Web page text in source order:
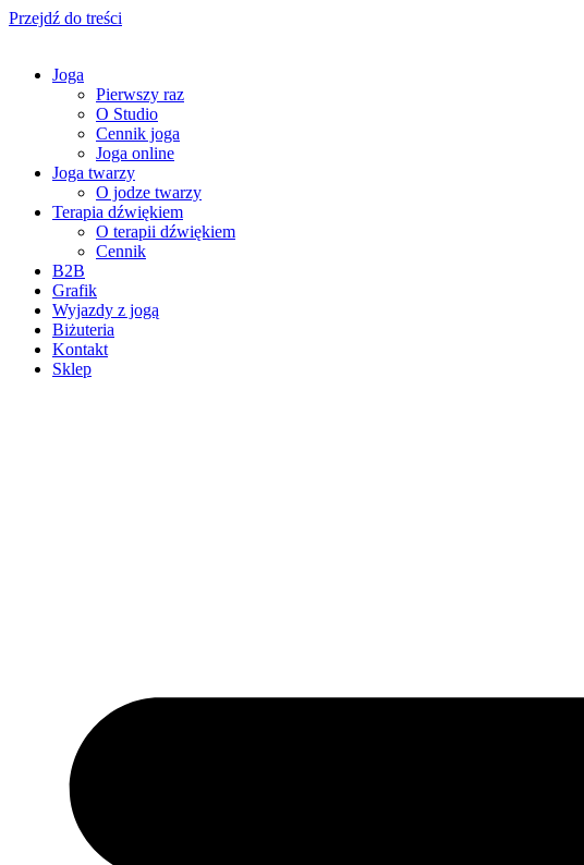
Przejdź do treści
Joga
Pierwszy raz
O Studio
Cennik joga
Joga online
Joga twarzy
O jodze twarzy
Terapia dźwiękiem
O terapii dźwiękiem
Cennik
B2B
Grafik
Wyjazdy z jogą
Biżuteria
Kontakt
Sklep